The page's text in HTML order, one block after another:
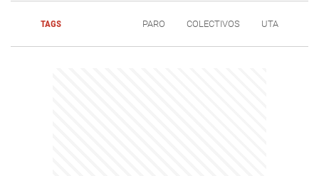
TAGS PARO COLECTIVOS UTA